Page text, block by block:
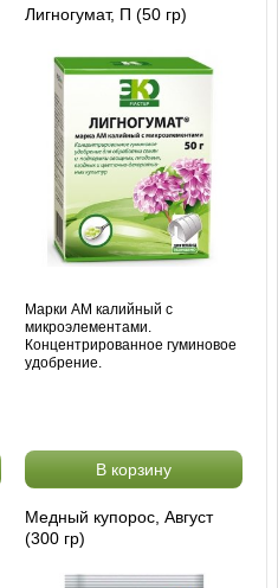
Лигногумат, П (50 гр)
Марки АМ калийный с
микроэлементами.
Концентрированное гуминовое
удобрение.
В корзину
Медный купорос, Август
(300 гр)